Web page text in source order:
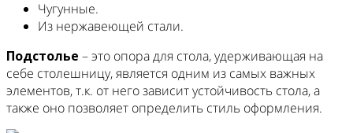
Чугунные.
Из нержавеющей стали.
Подстолье – это опора для стола, удерживающая на
себе столешницу, является одним из самых важных
элементов, т.к. от него зависит устойчивость стола, а
также оно позволяет определить стиль оформления.